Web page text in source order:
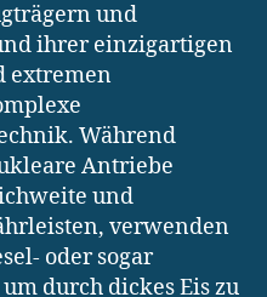
und
ihrer einzigartigen
extremen
Während
Antriebe
und
verwenden
oder sogar
durch dickes Eis zu